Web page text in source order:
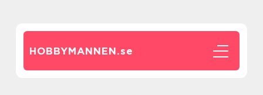
HOBBYMANNEN.se